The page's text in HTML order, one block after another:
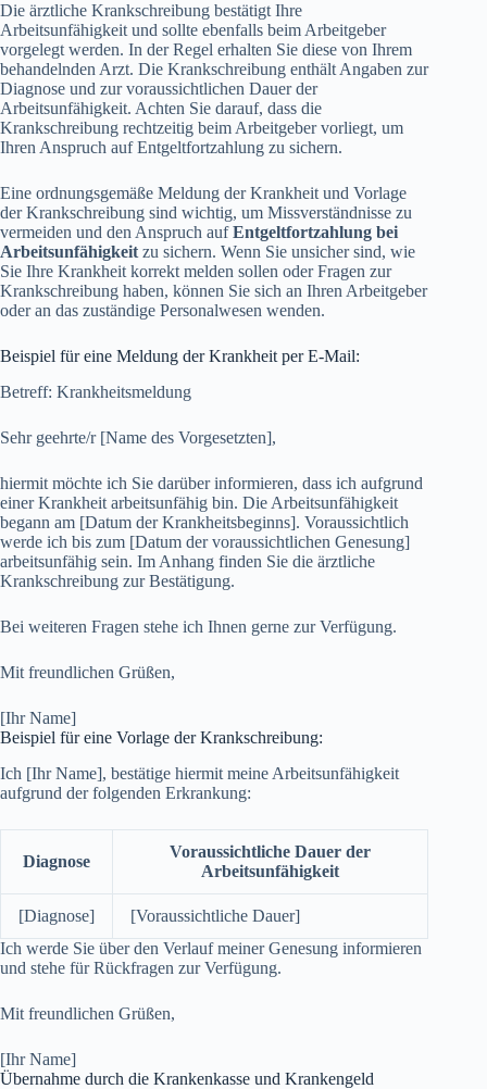
Die ärztliche Krankschreibung bestätigt Ihre
Arbeitsunfähigkeit und sollte ebenfalls beim Arbeitgeber
vorgelegt werden. In der Regel erhalten Sie diese von Ihrem
behandelnden Arzt. Die Krankschreibung enthält Angaben zur
Diagnose und zur voraussichtlichen Dauer der
Arbeitsunfähigkeit. Achten Sie darauf, dass die
Krankschreibung rechtzeitig beim Arbeitgeber vorliegt, um
Ihren Anspruch auf Entgeltfortzahlung zu sichern.
Eine ordnungsgemäße Meldung der Krankheit und Vorlage
der Krankschreibung sind wichtig, um Missverständnisse zu
vermeiden und den Anspruch aufEntgeltfortzahlung bei
Arbeitsunfähigkeit zu sichern. Wenn Sie unsicher sind, wie
Sie Ihre Krankheit korrekt melden sollen oder Fragen zur
Krankschreibung haben, können Sie sich an Ihren Arbeitgeber
oder an das zuständige Personalwesen wenden.
Beispiel für eine Meldung der Krankheit per E-Mail:
Betreff: Krankheitsmeldung
Sehr geehrte/r [Name des Vorgesetzten],
hiermit möchte ich Sie darüber informieren, dass ich aufgrund
einer Krankheit arbeitsunfähig bin. Die Arbeitsunfähigkeit
begann am [Datum der Krankheitsbeginns]. Voraussichtlich
werde ich bis zum [Datum der voraussichtlichen Genesung]
arbeitsunfähig sein. Im Anhang finden Sie die ärztliche
Krankschreibung zur Bestätigung.
Bei weiteren Fragen stehe ich Ihnen gerne zur Verfügung.
Mit freundlichen Grüßen,
[Ihr Name]
Beispiel für eine Vorlage der Krankschreibung:
Ich [Ihr Name], bestätige hiermit meine Arbeitsunfähigkeit
aufgrund der folgenden Erkrankung:
Diagnose
Voraussichtliche Dauer der
Arbeitsunfähigkeit
[Diagnose]
[Voraussichtliche Dauer]
Ich werde Sie über den Verlauf meiner Genesung informieren
und stehe für Rückfragen zur Verfügung.
Mit freundlichen Grüßen,
[Ihr Name]
Übernahme durch die Krankenkasse und Krankengeld